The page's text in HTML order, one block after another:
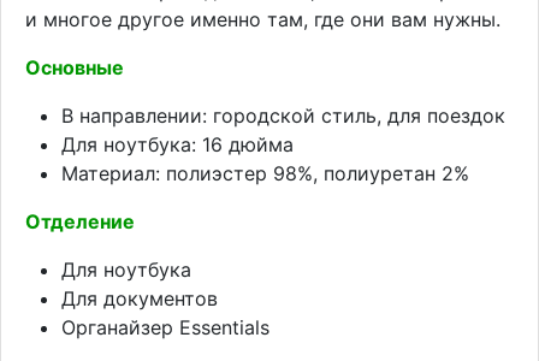
и многое другое именно там, где они вам нужны.
Основные
В направлении: городской стиль, для поездок
Для ноутбука: 16 дюйма
Материал: полиэстер 98%, полиуретан 2%
Отделение
Для ноутбука
Для документов
Органайзер Essentials